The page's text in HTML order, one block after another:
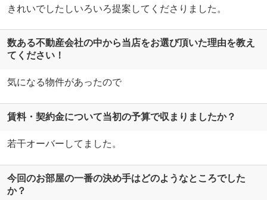
きれいでしたしいろいろ提案してくださりました。
数ある不動産会社の中から当店をお選び頂いた理由を教え
てください！
気になる物件があったので
賃料・契約金について当初の予算で収まりましたか？
若干オーバーしてました。
今回のお部屋の一番の決め手はどのようなところでした
か？